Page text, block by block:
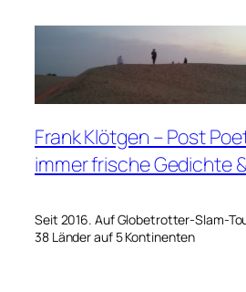
Frank Klötgen – Post
immer frische Gedichte
Seit 2016. Auf Globetrotter-Slam-
38 Länder auf 5 Kontinenten